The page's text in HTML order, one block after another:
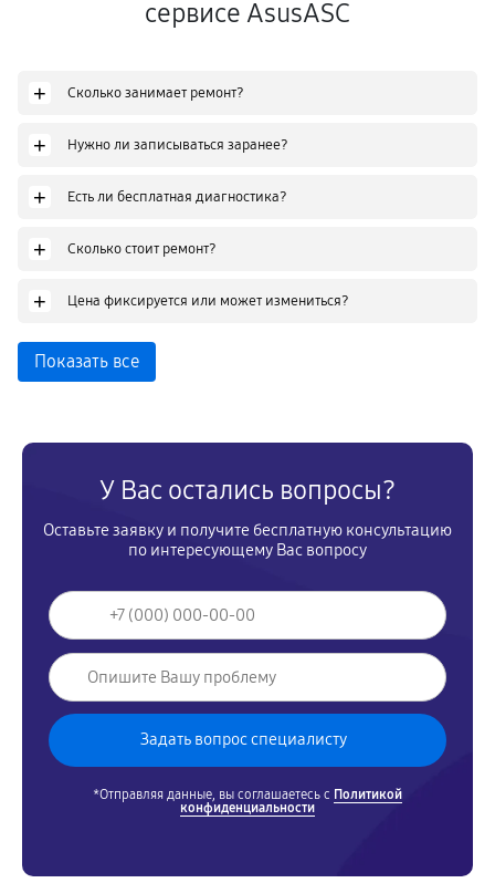
сервисе AsusASC
+ Сколько занимает ремонт?
+ Нужно ли записываться заранее?
+ Есть ли бесплатная диагностика?
+ Сколько стоит ремонт?
+ Цена фиксируется или может измениться?
Показать все
У Вас остались вопросы?
Оставьте заявку и получите бесплатную консультацию
по интересующему Вас вопросу
*Отправляя данные, вы соглашаетесь с Политикой
конфиденциальности